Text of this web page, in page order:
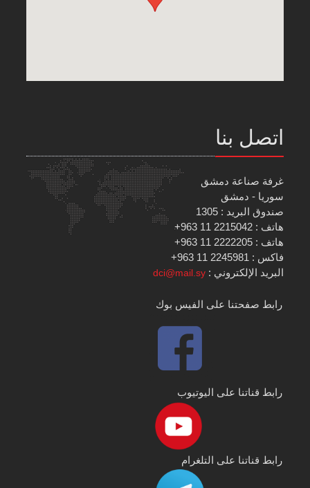
اتصل بنا
غرفة صناعة دمشق
سوريا - دمشق
صندوق البريد : 1305
هاتف : 2215042 11 963+
هاتف : 2222205 11 963+
فاكس : 2245981 11 963+
البريد الإلكتروني :dci@mail.sy
رابط صفحتنا على الفيس بوك
رابط قناتنا على اليوتيوب
رابط قناتنا على التلغرام